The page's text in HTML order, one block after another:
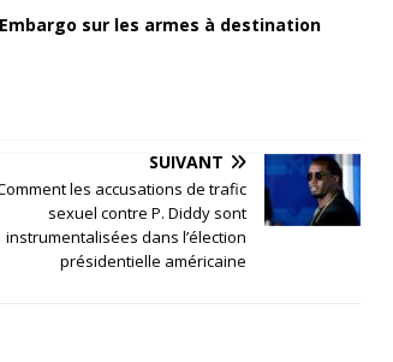
sur les armes à destination
SUIVANT
les accusations de trafic
sexuel contre P. Diddy sont
instrumentalisées dans l’élection
présidentielle américaine